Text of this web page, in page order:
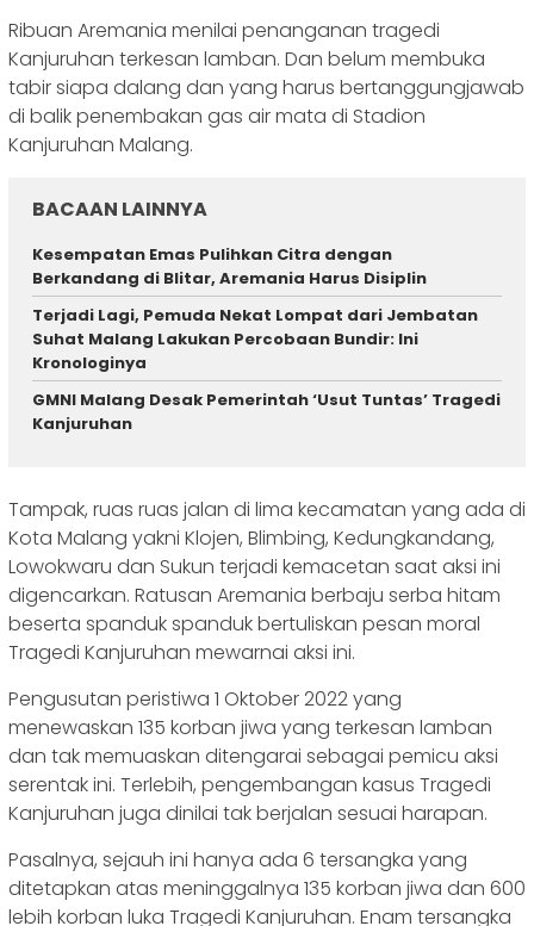
Ribuan Aremania menilai penanganan tragedi
Kanjuruhan terkesan lamban. Dan belum membuka
tabir siapa dalang dan yang harus bertanggungjawab
di balik penembakan gas air mata di Stadion
Kanjuruhan Malang.
BACAAN LAINNYA
Kesempatan Emas Pulihkan Citra dengan
Berkandang di Blitar, Aremania Harus Disiplin
Terjadi Lagi, Pemuda Nekat Lompat dari Jembatan
Suhat Malang Lakukan Percobaan Bundir: Ini
Kronologinya
GMNI Malang Desak Pemerintah ‘Usut Tuntas’ Tragedi
Kanjuruhan
Tampak, ruas ruas jalan di lima kecamatan yang ada di
Kota Malang yakni Klojen, Blimbing, Kedungkandang,
Lowokwaru dan Sukun terjadi kemacetan saat aksi ini
digencarkan. Ratusan Aremania berbaju serba hitam
beserta spanduk spanduk bertuliskan pesan moral
Tragedi Kanjuruhan mewarnai aksi ini.
Pengusutan peristiwa 1 Oktober 2022 yang
menewaskan 135 korban jiwa yang terkesan lamban
dan tak memuaskan ditengarai sebagai pemicu aksi
serentak ini. Terlebih, pengembangan kasus Tragedi
Kanjuruhan juga dinilai tak berjalan sesuai harapan.
Pasalnya, sejauh ini hanya ada 6 tersangka yang
ditetapkan atas meninggalnya 135 korban jiwa dan 600
lebih korban luka Tragedi Kanjuruhan. Enam tersangka